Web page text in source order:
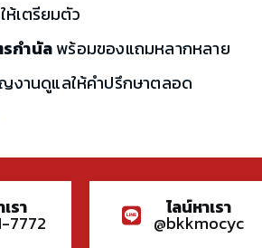
ห้เตรียมตัว
กำนัลพร้อมของแถมหลากหลาย
งานดูแลให้คำปรึกษาตลอด
รา
7772
ไลน์หาเรา
@bkkmocyc